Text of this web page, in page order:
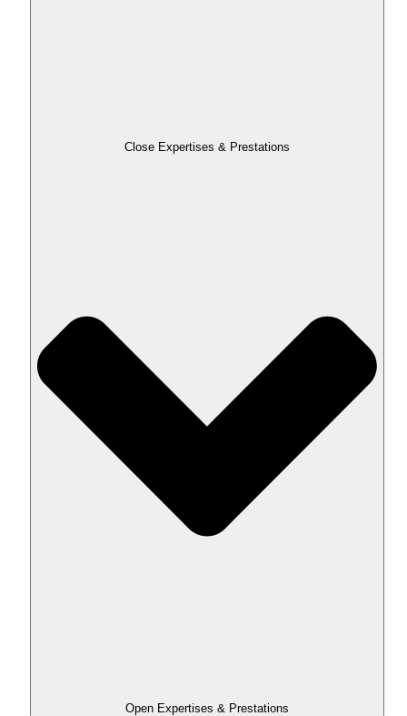
Close Expertises & Prestations
Open Expertises & Prestations